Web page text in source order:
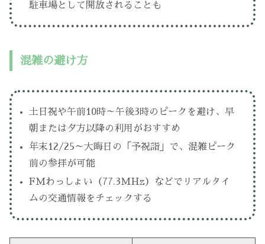
駐車場として開放されることも
混雑の避け方
土日祝や午前10時～午後3時のピークを避け、早
朝または夕方以降の利用がおすすめ
年末12/25～大晦日の「予祝詣」で、混雑ピーク
前の参拝が可能
FMわっしょい（77.3MHz）などでリアルタイ
ムの交通情報をチェックする